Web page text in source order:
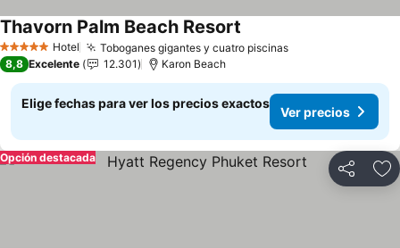
5 Estrellas Hotel Toboganes gigantes y cuatro piscinasVer precios
Thavorn Palm Beach Resort
8,8 Excelente 12.301 Karon Beach
Elige fechas para ver los precios exactos
Ver precios
Compartir
Opción destacada